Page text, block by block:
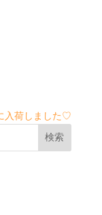
入荷しました♡
検索